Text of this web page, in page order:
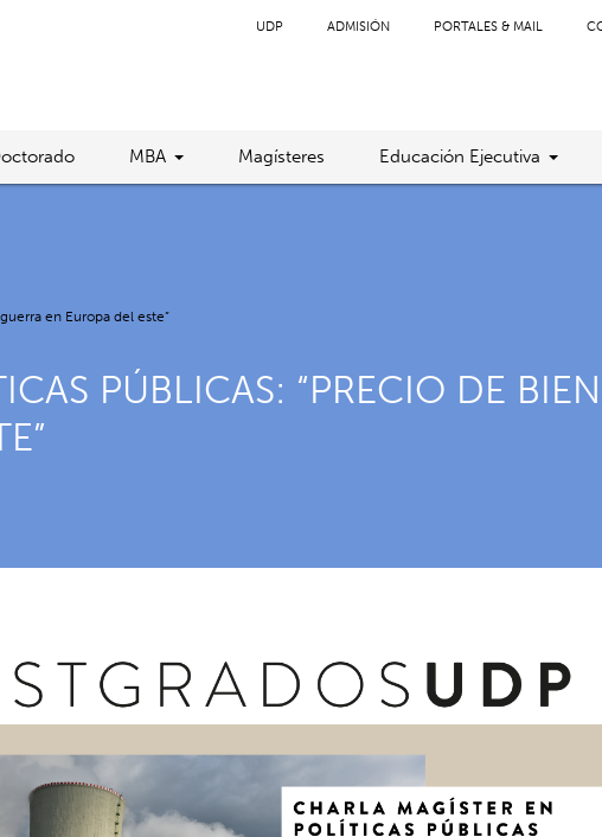
UDP ADMISIÓN PORTALES & MAIL
MBA Magísteres Educación Ejecutiva
en Europa del este”
PÚBLICAS: “PRECIO DE